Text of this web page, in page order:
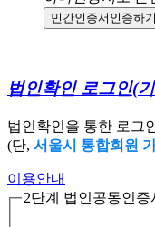
민간인증서 인증하기
법인확인 로그인(
법인확인을 통한 로그
(단, 서울시 통합회원
이용안내
2단계 법인공동인증